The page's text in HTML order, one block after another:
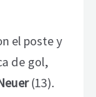
el poste y
de gol,
(13).